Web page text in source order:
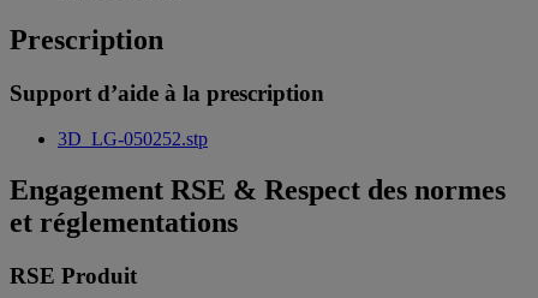
Prescription
Support d’aide à la prescription
3D_LG-050252.stp
Engagement RSE & Respect des normes
et réglementations
RSE Produit